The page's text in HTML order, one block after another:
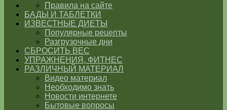
ГЛАВНАЯПравила на сайте
БАДЫ И ТАБЛЕТКИ
ИЗВЕСТНЫЕ ДИЕТЫ
Популярные рецепты
Разгрузочные дни
СБРОСИТЬ ВЕС
УПРАЖНЕНИЯ, ФИТНЕС
РАЗЛИЧНЫЙ МАТЕРИАЛ
Видео материал
Необходимо знать
Новости интернете
Бытовые вопросы